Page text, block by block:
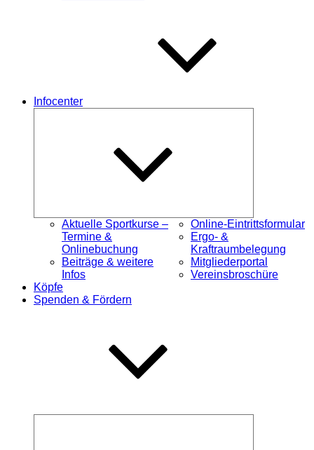
Infocenter
Aktuelle Sportkurse –
Termine &
Onlinebuchung
Beiträge & weitere
Infos
Online-Eintrittsformular
Ergo- &
Kraftraumbelegung
Mitgliederportal
Vereinsbroschüre
Köpfe
Spenden & Fördern